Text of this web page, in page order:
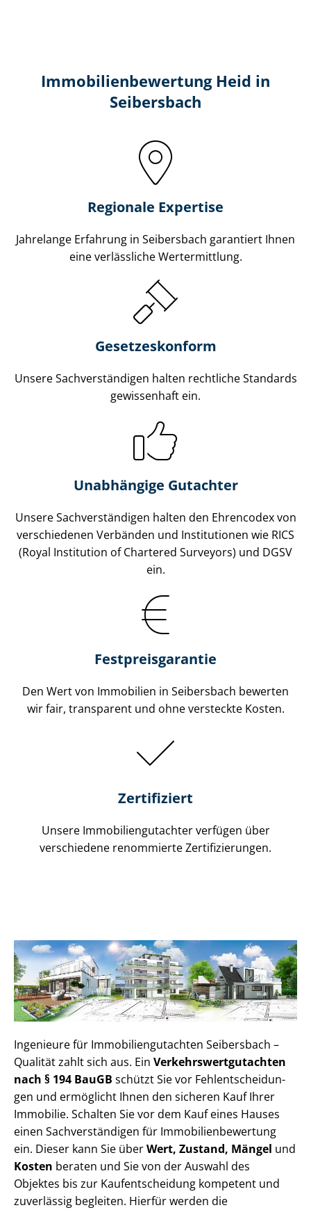
Immobilien­bewertung Heid in
Seibersbach
Regionale Expertise
Jahrelange Erfahrung in Seibersbach garantiert Ihnen
eine verlässliche Wertermittlung.
Gesetzes­konform
Unsere Sach­ver­stän­di­gen halten rechtliche Standards
gewissenhaft ein.
Unabhängige Gutachter
Unsere Sach­ver­stän­di­gen halten den Ehrencodex von
verschiedenen Verbänden und Institutionen wie RICS
(Royal Institution of Chartered Surveyors) und DGSV
ein.
Festpreis​garantie
Den Wert von Immobilien in Seibersbach bewerten
wir fair, transparent und ohne versteckte Kosten.
Zertifiziert
Unsere Immobilien­gutachter verfügen über
verschiedene renommierte Zer­ti­fi­zie­run­gen.
Ingenieure für Im­mo­bi­li­en­gut­ach­ten Seibersbach –
Qualität zahlt sich aus. Ein Ver­kehrs­wert­gut­ach­ten
nach § 194 BauGB schützt Sie vor Fehl­ent­schei­dun­
gen und ermöglicht Ihnen den sicheren Kauf Ihrer
Immobilie. Schalten Sie vor dem Kauf eines Hauses
einen Sach­ver­stän­di­gen für Im­mo­bi­li­en­be­wer­tung
ein. Dieser kann Sie überWert, Zustand, Mängel und
Kosten beraten und Sie von der Auswahl des
Objektes bis zur Kauf­ent­schei­dung kompetent und
zuverlässig begleiten. Hierfür werden die